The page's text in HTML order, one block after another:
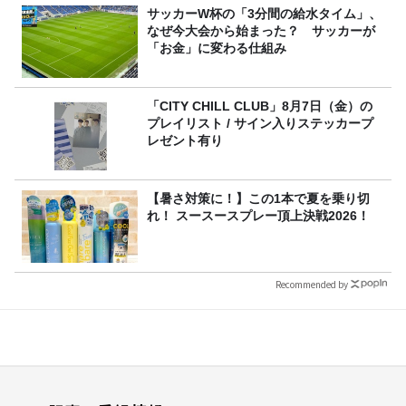
サッカーW杯の「3分間の給水タイム」、
なぜ今大会から始まった？ サッカーが
「お金」に変わる仕組み
「CITY CHILL CLUB」8月7日（金）の
プレイリスト / サイン入りステッカープ
レゼント有り
【暑さ対策に！】この1本で夏を乗り切
れ！ スースースプレー頂上決戦2026！
Recommended by